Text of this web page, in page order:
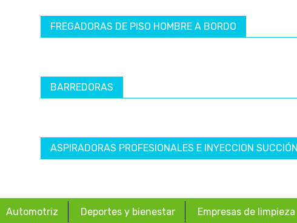
FREGADORAS DE PISO HOMBRE A BORDO
BARREDORAS
ASPIRADORAS PROFESIONALES E INYECCION SUCCIÓN
Automotriz Deportes y bienestar Empresas de limpieza